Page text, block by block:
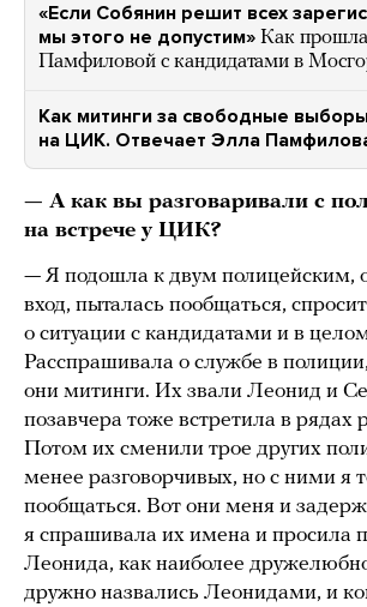
«Если Собянин решит всех
мы этого не допустим» Как
Памфиловой с кандидатами в
Как митинги за свободные
на ЦИК. Отвечает Элла
— А как вы разговаривали с
на встрече у ЦИК?
— Я подошла к двум полицейским,
вход, пыталась пообщаться,
о ситуации с кандидатами и в
Расспрашивала о службе в
они митинги. Их звали Леонид и
позавчера тоже встретила в рядах
Потом их сменили трое других
менее разговорчивых, но с ними я
пообщаться. Вот они меня и
я спрашивала их имена и просила
Леонида, как наиболее
дружно назвались Леонидами, и